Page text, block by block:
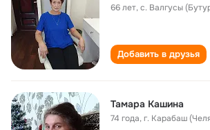
66 лет,с. Валгусы
Добавить в друзья
Тамара Кашина
74 года,г. Карабаш